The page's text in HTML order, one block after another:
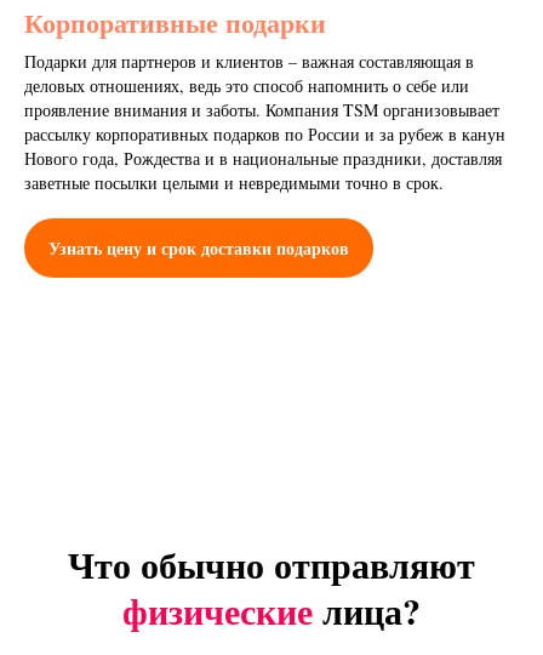
Корпоративные подарки
Подарки для партнеров и клиентов – важная составляющая в
деловых отношениях, ведь это способ напомнить о себе или
проявление внимания и заботы. Компания TSM организовывает
рассылку корпоративных подарков по России и за рубеж в канун
Нового года, Рождества и в национальные праздники, доставляя
заветные посылки целыми и невредимыми точно в срок.
Узнать цену и срок доставки подарков
Что обычно отправляют
физическиелица?